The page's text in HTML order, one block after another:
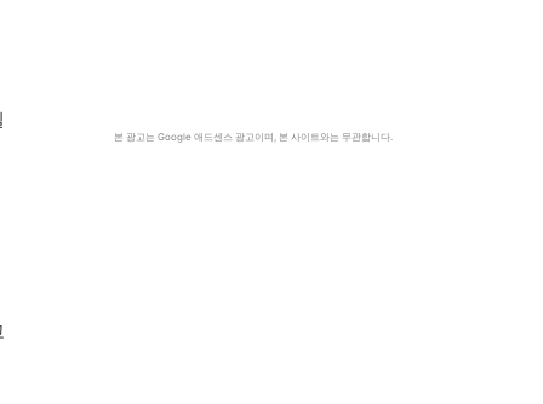
본 광고는 Google 애드센스 광고이며, 본 사이트와는 무관합니다.